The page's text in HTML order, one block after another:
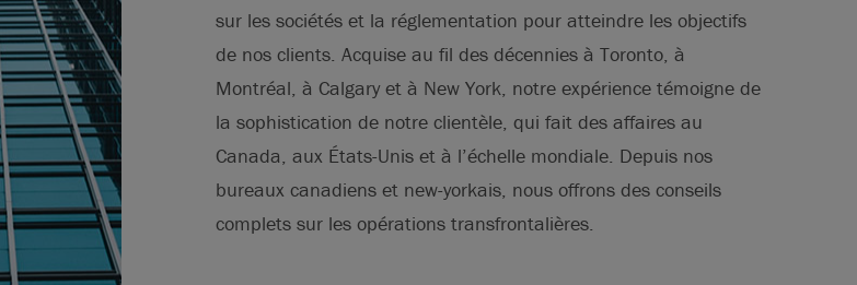
sur les sociétés et la réglementation pour atteindre les objectifs
de nos clients. Acquise au fil des décennies à Toronto, à
Montréal, à Calgary et à New York, notre expérience témoigne de
la sophistication de notre clientèle, qui fait des affaires au
Canada, aux États-Unis et à l’échelle mondiale. Depuis nos
bureaux canadiens et new-yorkais, nous offrons des conseils
complets sur les opérations transfrontalières.